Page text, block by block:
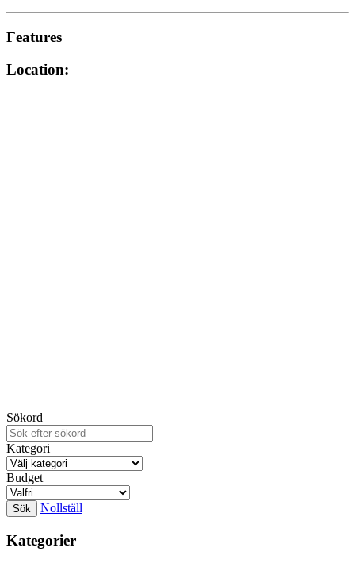
Features
Location:
Sökord
Kategori
Budget
Nollställ
Kategorier